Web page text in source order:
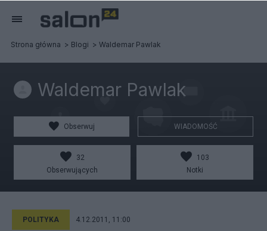
Strona główna Blogi Waldemar Pawlak
Waldemar Pawlak
Obserwuj WIADOMOŚĆ
32
Obserwujących
103
Notki
POLITYKA 4.12.2011, 11:00